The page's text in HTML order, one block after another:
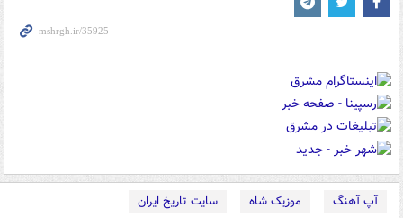
آپ آهنگ موزیک شاه
سایت تاریخ ایران